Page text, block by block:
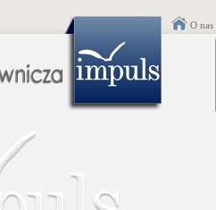
O nas